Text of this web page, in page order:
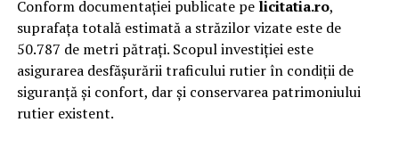
Conform documentației publicate pe licitatia.ro,
suprafața totală estimată a străzilor vizate este de
50.787 de metri pătrați. Scopul investiției este
asigurarea desfășurării traficului rutier în condiții de
siguranță și confort, dar și conservarea patrimoniului
rutier existent.